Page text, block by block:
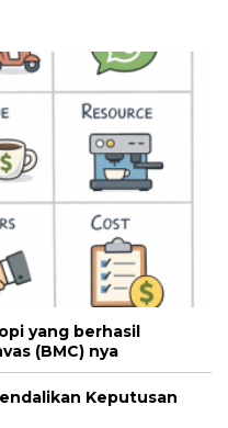
yang berhasil
(BMC) nya
Keputusan